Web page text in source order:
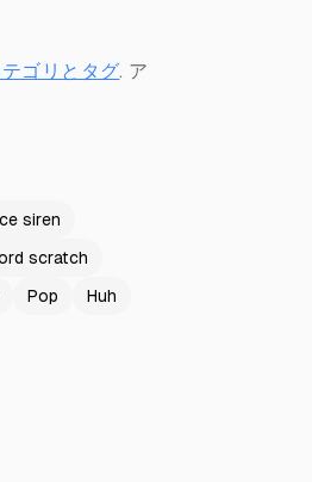
テゴリとタグ. ア
siren
scratch
Pop
Huh